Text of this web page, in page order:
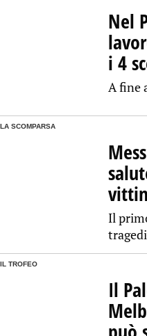
Nel
i 4
A fine
LA SCOMPARSA
Il
IL TROFEO
Il